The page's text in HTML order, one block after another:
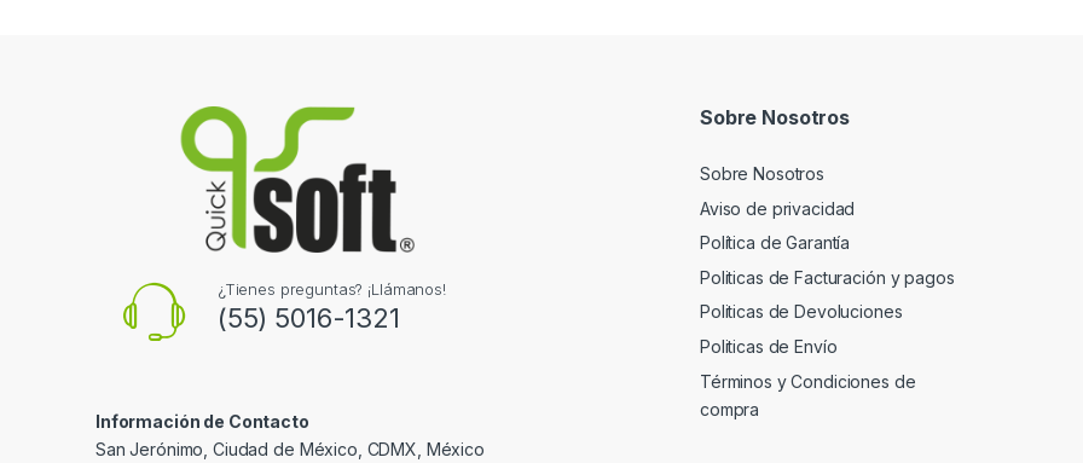
¿Tienes preguntas? ¡Llámanos!
(55) 5016-1321
Información de Contacto
San Jerónimo, Ciudad de México, CDMX, México
Sobre Nosotros
Sobre Nosotros
Aviso de privacidad
Política de Garantía
Politicas de Facturación y pagos
Politicas de Devoluciones
Politicas de Envío
Términos y Condiciones de
compra